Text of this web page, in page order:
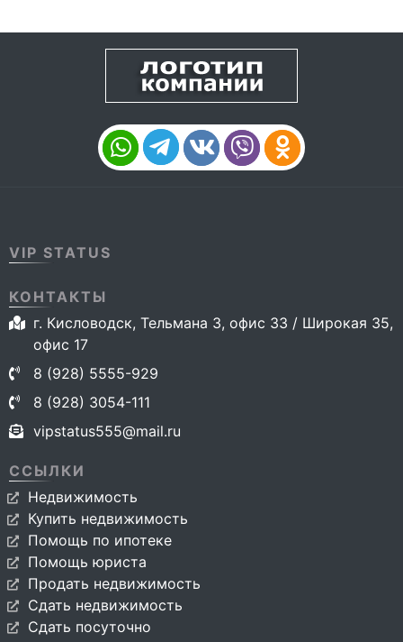
VIP STATUS
КОНТАКТЫ
г. Кисловодск, Тельмана 3, офис 33 / Широкая 35,
офис 17
8 (928) 5555-929
8 (928) 3054-111
vipstatus555@mail.ru
ССЫЛКИ
Недвижимость
Купить недвижимость
Помощь по ипотеке
Помощь юриста
Продать недвижимость
Сдать недвижимость
Сдать посуточно